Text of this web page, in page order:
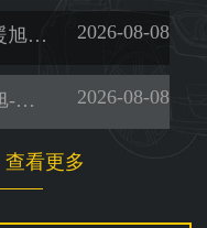
云南@假期汽车租赁价格-暖旭-「租车网」 2026-08-08
昆明暑假租车网哪里好-暖旭-「便捷安心」 2026-08-08
查看更多